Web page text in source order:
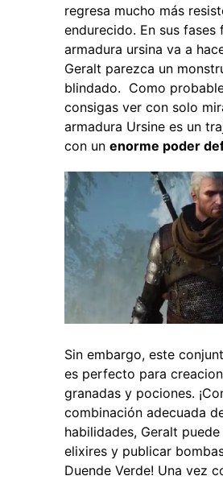
regresa mucho más
endurecido. En sus fases
armadura ursina va a
Geralt parezca un
blindado. Como
consigas ver con solo
armadura Ursine es un
con un enorme poder
Sin embargo, este
es perfecto para
granadas y pociones.
combinación adecuada
habilidades, Geralt
elixires y publicar
Duende Verde! Una vez